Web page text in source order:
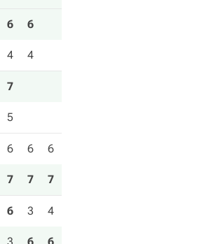
6 6
4 4
7
5
6 6 6
7 7 7
6 3 4